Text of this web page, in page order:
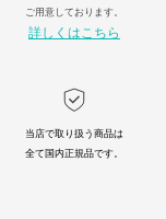
ご用意しております。
詳しくはこちら
当店で取り扱う商品は
全て国内正規品です。